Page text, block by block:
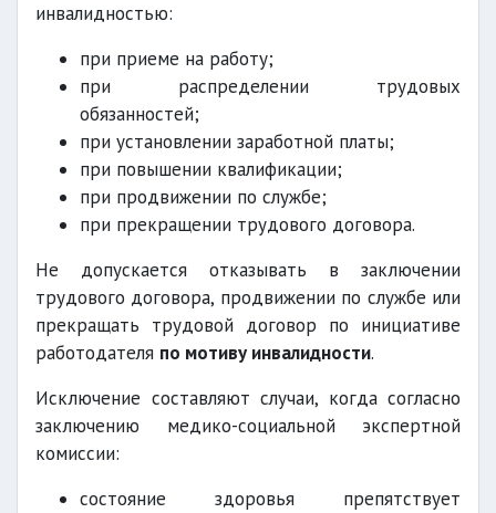
инвалидностью:
при приеме на работу;
при распределении трудовых
обязанностей;
при установлении заработной платы;
при повышении квалификации;
при продвижении по службе;
при прекращении трудового договора.
Не допускается отказывать в заключении
трудового договора, продвижении по службе или
прекращать трудовой договор по инициативе
работодателя по мотиву инвалидности.
Исключение составляют случаи, когда согласно
заключению медико-социальной экспертной
комиссии:
состояние здоровья препятствует